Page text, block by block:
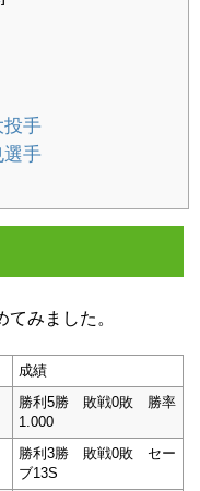
手
手
みました。
成績
勝利5勝 敗戦0敗 勝率
1.000
勝利3勝 敗戦0敗 セー
ブ13S